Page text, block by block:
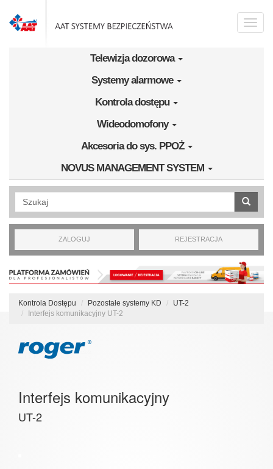
Toggle
Telewizja dozorowa
Systemy alarmowe
Kontrola dostępu
Wideodomofony
Akcesoria do sys. PPOŻ
NOVUS MANAGEMENT SYSTEM
Wyszukiwanie pełnotekstowe
ZALOGUJ REJESTRACJA
Kontrola Dostępu Pozostałe systemy KD
UT-2
Interfejs komunikacyjny UT-2
Interfejs komunikacyjny
UT-2